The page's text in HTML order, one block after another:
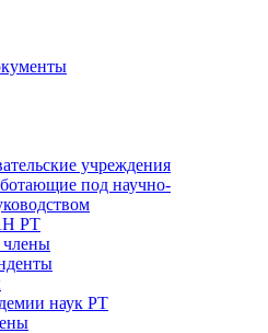
учреждения
под научно-
РТ
члены
наук РТ